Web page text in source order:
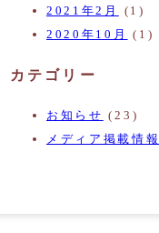
2021年2月
(1)
2020年10月
(1)
カテゴリー
お知らせ (23)
メディア掲載情報